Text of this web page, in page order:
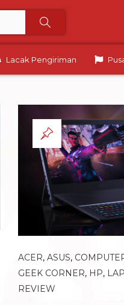
Lacak Pengiriman
ACER, ASUS,
GEEK CORNER, HP,
REVIEW